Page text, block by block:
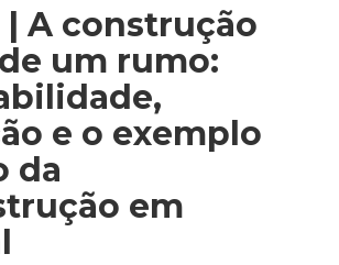
A construção
um rumo:
e o exemplo
da
em